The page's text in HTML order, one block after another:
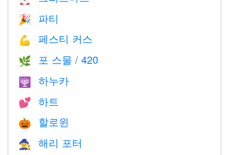
🎉 파티
💪 페스티 커스
🌿 포 스물 / 420
🕎 하누카
💕 하트
🎃 할로윈
🧙 해리 포터